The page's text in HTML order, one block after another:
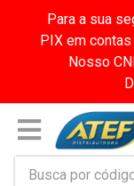
Para a sua
PIX em
Nosso